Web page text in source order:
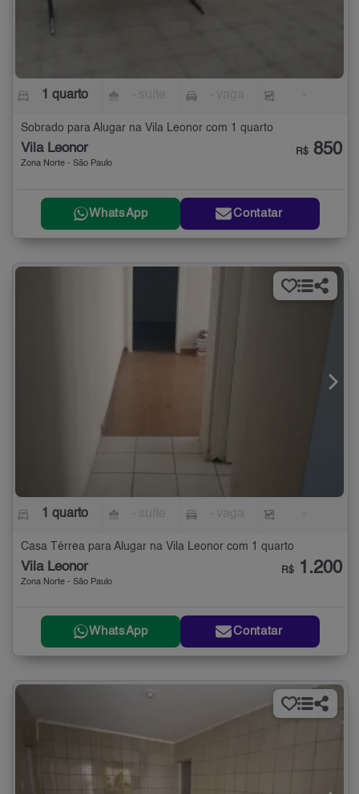
1 quarto
Sobrado para Alugar na Vila Leonor com 1 quarto
Vila Leonor
Zona Norte - São Paulo
R$ 850
WhatsApp Contatar
1 quarto
Casa Térrea para Alugar na Vila Leonor com 1 quarto
Vila Leonor
Zona Norte - São Paulo
R$ 1.200
WhatsApp Contatar